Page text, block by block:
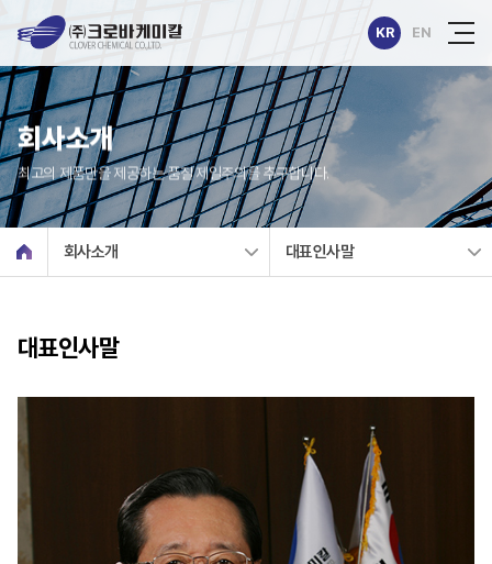
KR EN
회사소개
최고의 제품만을 제공하는 품질 제일주의를 추구합니다.
회사소개 대표인사말
대표인사말